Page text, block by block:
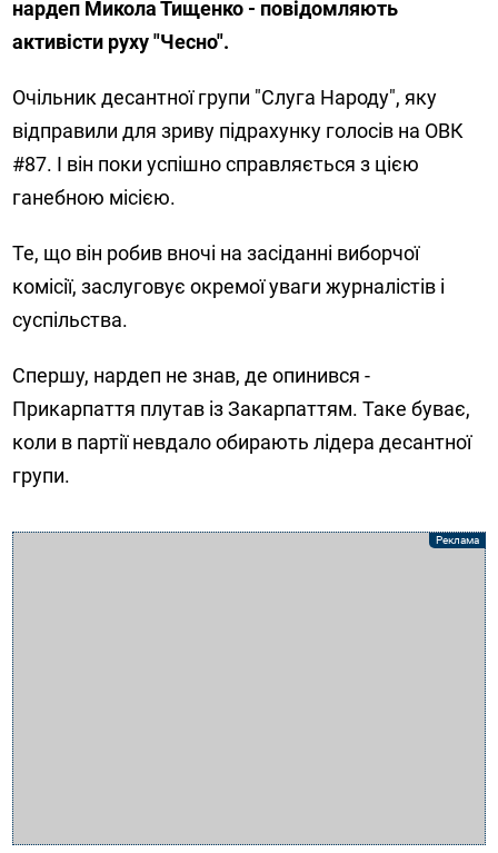
нардеп Микола Тищенко - повідомляють
активісти руху "Чесно".
Очільник десантної групи "Слуга Народу", яку
відправили для зриву підрахунку голосів на ОВК
#87. І він поки успішно справляється з цією
ганебною місією.
Те, що він робив вночі на засіданні виборчої
комісії, заслуговує окремої уваги журналістів і
суспільства.
Спершу, нардеп не знав, де опинився -
Прикарпаття плутав із Закарпаттям. Таке буває,
коли в партії невдало обирають лідера десантної
групи.